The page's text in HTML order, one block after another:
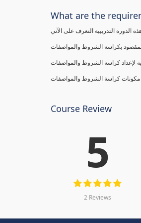
What are the
بكراسة الشروط والمواصفات
لإعداد كراسة الشروط والمواصفات
مكونات كراسة الشروط والمواصفات
Course Review
5
2 Reviews